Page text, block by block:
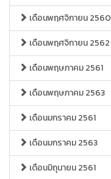
เดือนพฤศจิกายน 2560
เดือนพฤศจิกายน 2562
เดือนพฤษภาคม 2561
เดือนพฤษภาคม 2563
เดือนมกราคม 2561
เดือนมกราคม 2563
เดือนมิถุนายน 2561